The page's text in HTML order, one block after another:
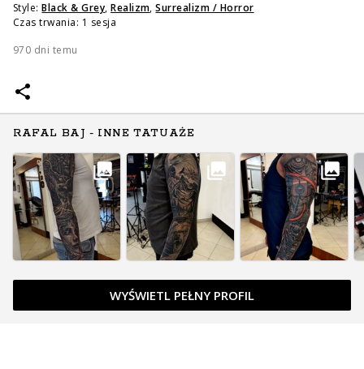
Style: Black & Grey,Realizm,Surrealizm / Horror
Czas trwania: 1 sesja
970 dni temu
RAFAL BAJ - INNE TATUAŻE
WYŚWIETL PEŁNY PROFIL